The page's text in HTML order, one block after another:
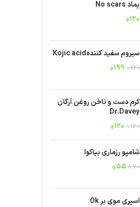
پماد No scars
۱۲۰؋
سیروم سفید کنندهKojic acid
۲۲۰؋۱۹۹؋
کرم دست و ناخن روغن آرگان
Dr.Davey
۱۶۰؋ ۱۲۰؋
شامپو رزماری بیاکوا
۷۰؋ ۵۵؋
اسپری موی بر Ok